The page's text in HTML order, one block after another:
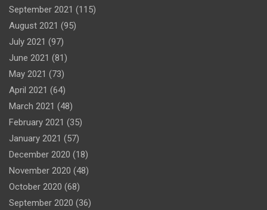
September 2021 (115)
August 2021 (95)
July 2021 (97)
June 2021 (81)
May 2021 (73)
April 2021 (64)
March 2021 (48)
February 2021 (35)
January 2021 (57)
December 2020 (18)
November 2020 (48)
October 2020 (68)
September 2020 (36)